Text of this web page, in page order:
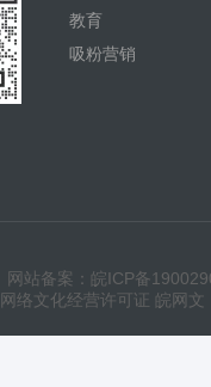
教育
吸粉营销
网站备案：皖ICP备
网络文化经营许可证 皖网